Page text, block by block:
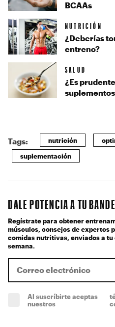
BCAAs
NUTRICIÓN
¿Deberías
entreno?
SALUD
¿Es
Tags: nutrición
suplementación
DALE POTENCIA A TU
Regístrate para obtener
músculos, consejos de expertos
comidas nutritivas, enviados a
semana.
Al suscríbirte aceptas
nuestros